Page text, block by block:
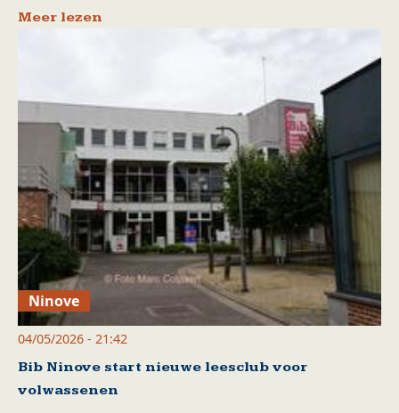
Meer lezen
Ninove
04/05/2026 - 21:42
Bib Ninove start nieuwe leesclub voor
volwassenen